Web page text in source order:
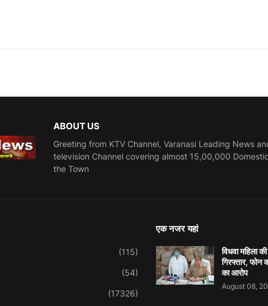
ABOUT US
Greeting from KTV Channel, Varanasi Leading News
television Channel covering almost 15,00,000
the Town
(115)
(54)
(17326)
एक नजर यहां
विधवा महिला
गिरफ्तार, फोन
का आरोप
August 08,